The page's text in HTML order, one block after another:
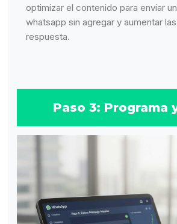
optimizar el contenido para enviar
whatsapp sin agregar y aumentar
respuesta.
Paso 3: Programa